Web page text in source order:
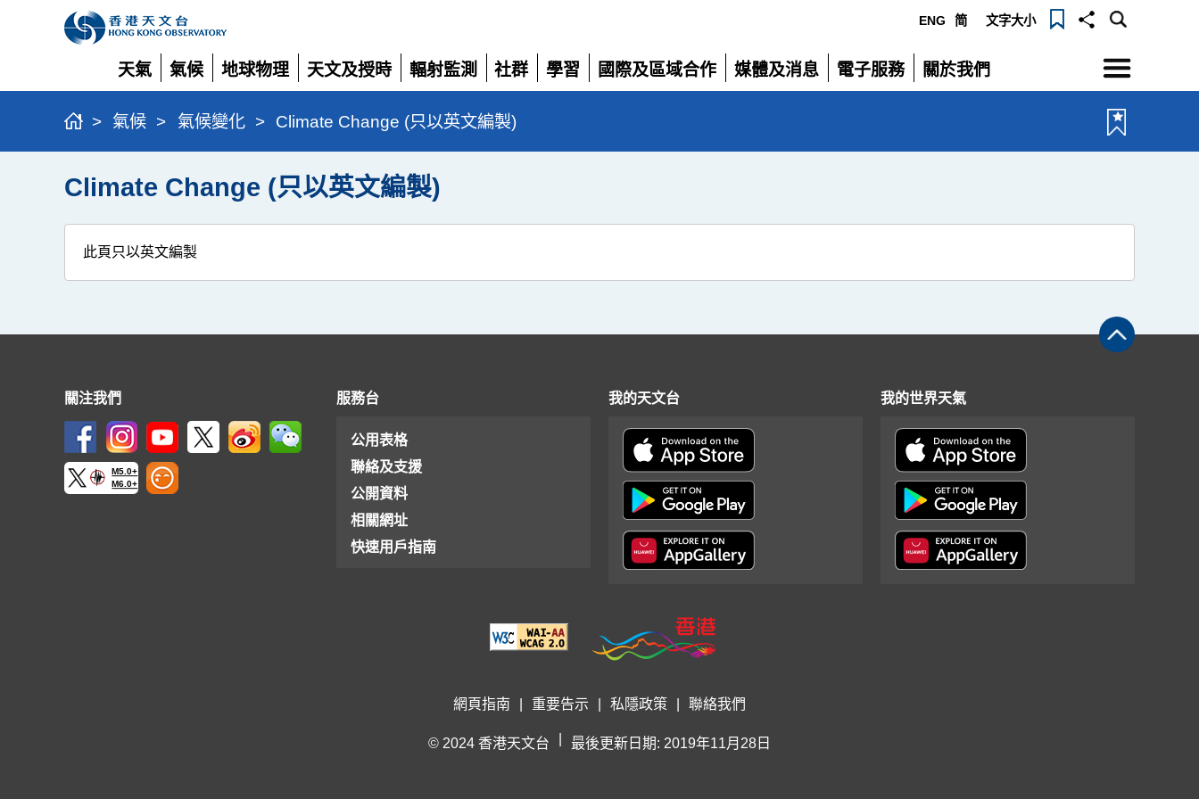
ENG 简 文字大小
天氣
展
開
氣候
展
開
地球物理
展
開
天文及授時
展
開
輻射監測
展
開
社群
展
開
學習
展
國際及區域合作
展
媒體及消息
展
電子服務
展
關於我們
展
選
單
> 氣候 > 氣候變化 > Climate Change (只以英文編製)
Climate Change (只以英文編製)
此頁只以英文編製
關注我們
M5.0+
M6.0+
服務台
公用表格
聯絡及支援
公開資料
相關網址
快速用戶指南
我的天文台 我的世界天氣
網頁指南 重要告示 私隱政策 聯絡我們
© 2024 香港天文台 最後更新日期: 2019年11月28日